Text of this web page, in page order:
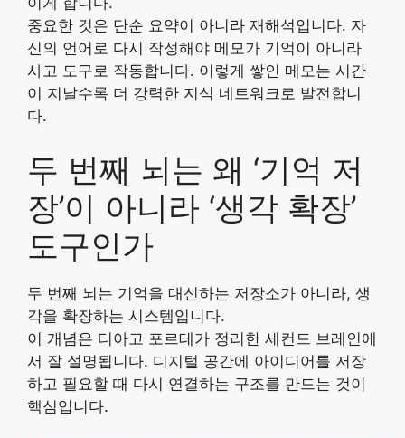
중요한 것은 단순 요약이 아니라 재해석입니다. 자
신의 언어로 다시 작성해야 메모가 기억이 아니라
사고 도구로 작동합니다. 이렇게 쌓인 메모는 시간
이 지날수록 더 강력한 지식 네트워크로 발전합니
다.
두 번째 뇌는 왜 ‘기억 저
장’이 아니라 ‘생각 확장’
도구인가
두 번째 뇌는 기억을 대신하는 저장소가 아니라, 생
각을 확장하는 시스템입니다.
이 개념은 티아고 포르테 가 정리한 세컨드 브레인에
서 잘 설명됩니다. 디지털 공간에 아이디어를 저장
하고 필요할 때 다시 연결하는 구조를 만드는 것이
핵심입니다.